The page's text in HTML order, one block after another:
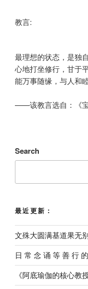
教言:
最理想的状态，是独
心地打坐修行，甘于
能万事随缘，与人和睦
——该教言选自：《宝
Search
最近更新：
文殊大圆满基道果无
⽇ 常 念 诵 等 善 ⾏
《阿底瑜伽的核心教